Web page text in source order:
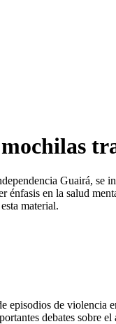
Guairá, se
en la salud
material.
episodios de
debates sobre